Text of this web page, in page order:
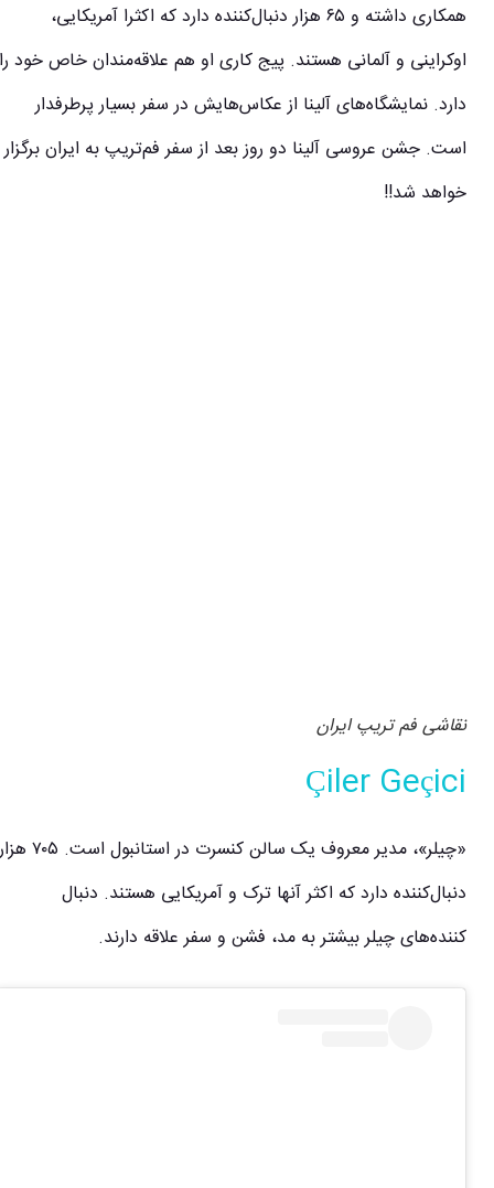
همکاری داشته و ۶۵ هزار دنبال‌کننده دارد که اکثرا آمریکایی،
اوکراینی و آلمانی هستند. پیج کاری او هم علاقه‌مندان خاص خود را
دارد. نمایشگاه‌های آلینا از عکاس‌هایش در سفر بسیار پرطرفدار
است. جشن عروسی آلینا دو روز بعد از سفر فم‌تریپ به ایران برگزار
خواهد شد!!
نقاشی فم تریپ ایران
Çiler Geçici
«چیلر»، مدیر معروف یک سالن کنسرت در استانبول است. ۷۰۵ هزار
دنبال‌کننده دارد که اکثر آنها ترک و آمریکایی هستند. دنبال
کننده‌های چیلر بیشتر به مد، فشن و سفر علاقه‌ دارند.